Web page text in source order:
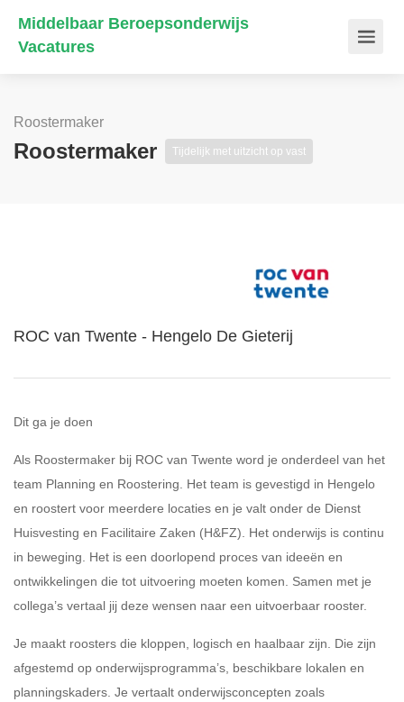
Middelbaar Beroepsonderwijs
Vacatures
Roostermaker
Roostermaker Tijdelijk met uitzicht op vast
ROC van Twente - Hengelo De Gieterij
Dit ga je doen
Als Roostermaker bij ROC van Twente word je onderdeel van het
team Planning en Roostering. Het team is gevestigd in Hengelo
en roostert voor meerdere locaties en je valt onder de Dienst
Huisvesting en Facilitaire Zaken (H&FZ). Het onderwijs is continu
in beweging. Het is een doorlopend proces van ideeën en
ontwikkelingen die tot uitvoering moeten komen. Samen met je
collega’s vertaal jij deze wensen naar een uitvoerbaar rooster.
Je maakt roosters die kloppen, logisch en haalbaar zijn. Die zijn
afgestemd op onderwijsprogramma’s, beschikbare lokalen en
planningskaders. Je vertaalt onderwijsconcepten zoals